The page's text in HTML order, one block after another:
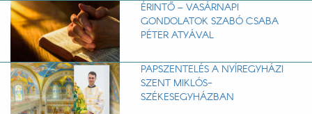
ÉRINTŐ – VASÁRNAPI
GONDOLATOK SZABÓ CSABA
PÉTER ATYÁVAL
PAPSZENTELÉS A NYÍREGYHÁZI
SZENT MIKLÓS-
SZÉKESEGYHÁZBAN